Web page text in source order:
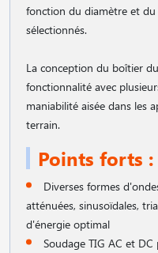
fonction du diamètre et
sélectionnés.
La conception du boîtier
fonctionnalité avec
maniabilité aisée dans les
terrain.
Points forts :
Diverses formes
atténuées, sinusoïdales,
d'énergie optimal
Soudage TIG AC et